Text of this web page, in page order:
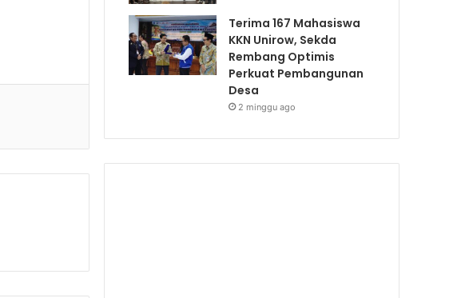
Terima 167 Mahasiswa
KKN Unirow, Sekda
Rembang Optimis
Perkuat Pembangunan
Desa
2 minggu ago